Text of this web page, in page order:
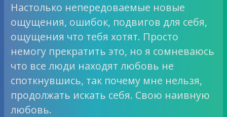
Настолько непередоваемые новые
ощущения, ошибок, подвигов для себя,
ощущения что тебя хотят. Просто
немогу прекратить это, но я сомневаюсь
что все люди находят любовь не
споткнувшись, так почему мне нельзя,
продолжать искать себя. Свою наивную
любовь.